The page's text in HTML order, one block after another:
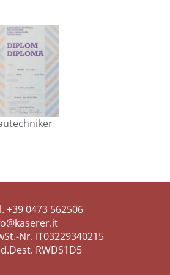
+39 0473 562506
Nr. IT03229340215
RWDS1D5